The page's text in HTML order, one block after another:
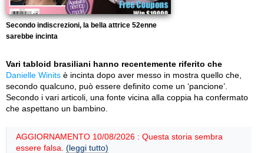
Secondo indiscrezioni, la bella attrice 52enne
sarebbe incinta
Vari tabloid brasiliani hanno recentemente riferito che
Danielle Winits è incinta dopo aver messo in mostra quello che,
secondo qualcuno, può essere definito come un ‘pancione’.
Secondo i vari articoli, una fonte vicina alla coppia ha confermato
che aspettano un bambino.
AGGIORNAMENTO 10/08/2026 : Questa storia sembra
essere falsa. (leggi tutto)